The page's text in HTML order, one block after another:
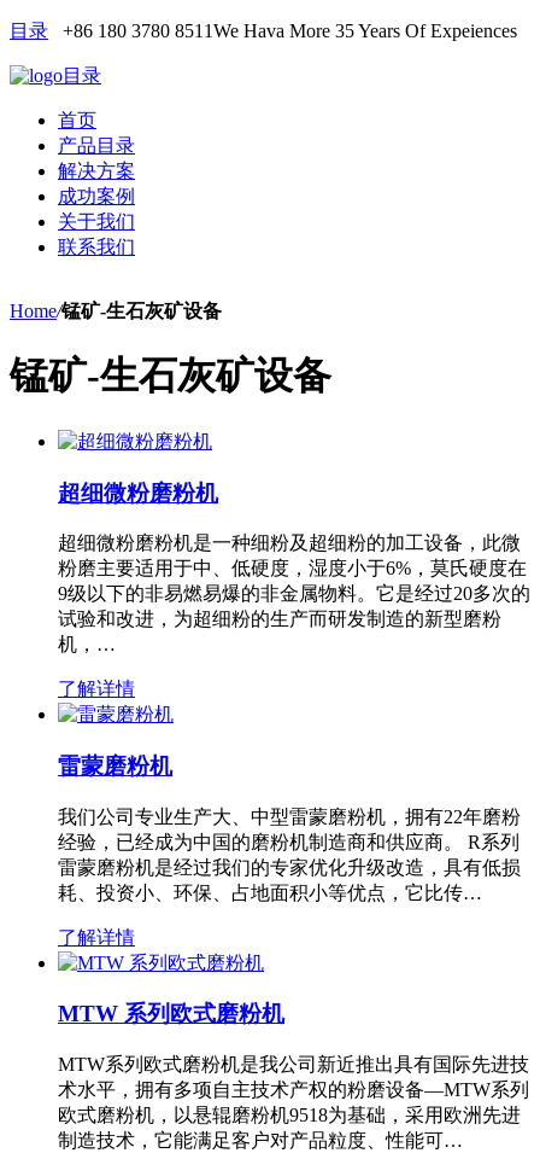
目录 +86 180 3780 8511We Hava More 35 Years Of Expeiences
目录
首页
产品目录
解决方案
成功案例
关于我们
联系我们
Home/锰矿-生石灰矿设备
锰矿-生石灰矿设备
超细微粉磨粉机
超细微粉磨粉机是一种细粉及超细粉的加工设备，此微
粉磨主要适用于中、低硬度，湿度小于6%，莫氏硬度在
9级以下的非易燃易爆的非金属物料。它是经过20多次的
试验和改进，为超细粉的生产而研发制造的新型磨粉
机，…
了解详情
雷蒙磨粉机
我们公司专业生产大、中型雷蒙磨粉机，拥有22年磨粉
经验，已经成为中国的磨粉机制造商和供应商。 R系列
雷蒙磨粉机是经过我们的专家优化升级改造，具有低损
耗、投资小、环保、占地面积小等优点，它比传…
了解详情
MTW 系列欧式磨粉机
MTW系列欧式磨粉机是我公司新近推出具有国际先进技
术水平，拥有多项自主技术产权的粉磨设备—MTW系列
欧式磨粉机，以悬辊磨粉机9518为基础，采用欧洲先进
制造技术，它能满足客户对产品粒度、性能可…